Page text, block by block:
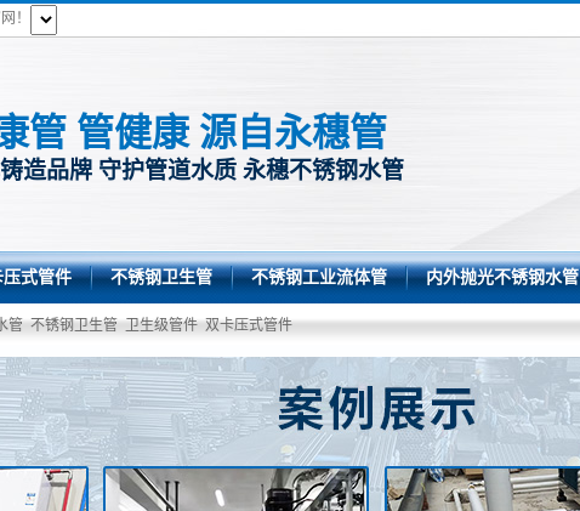
！
管 管健康 源自永穗管
造品牌 守护管道水质 永穗不锈钢水管
式管件 不锈钢卫生管 不锈钢工业流体管 内外抛光不锈钢水管
管 不锈钢卫生管 卫生级管件 双卡压式管件